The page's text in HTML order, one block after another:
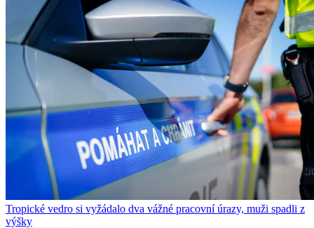
Tropické vedro si vyžádalo dva vážné pracovní úrazy, muži spadli z
výšky